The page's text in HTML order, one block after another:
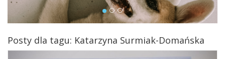
Posty dla tagu: Katarzyna Surmiak-Domańska